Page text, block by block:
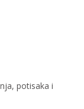
potisaka i